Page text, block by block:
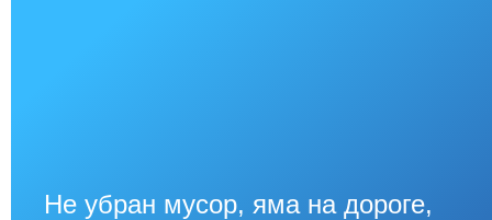
Не убран мусор, яма на дороге,